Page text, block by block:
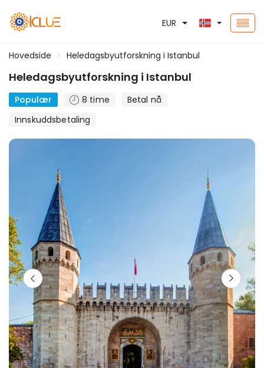
EUR
Hovedside Heledagsbyutforskning i Istanbul
Heledagsbyutforskning i Istanbul
Populær 8 time
Betal nå
Innskuddsbetaling